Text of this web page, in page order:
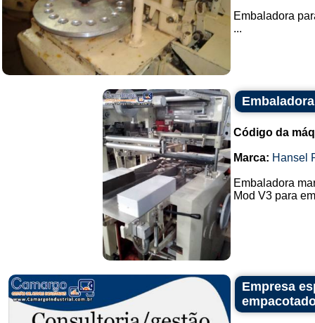
Embaladora
...
Código da
Marca: Hansel
Embaladora
Mod V3 para
Empresa